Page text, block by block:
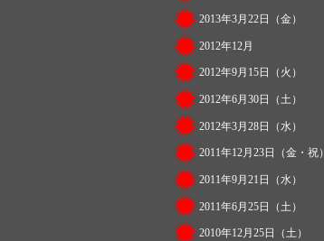
2013年3月22日（金）
2012年12月
2012年9月15日（火）
2012年6月30日（土）
2012年3月28日（水）
2011年12月23日（金・祝）
2011年9月21日（水）
2011年6月25日（土）
2010年12月25日（土）